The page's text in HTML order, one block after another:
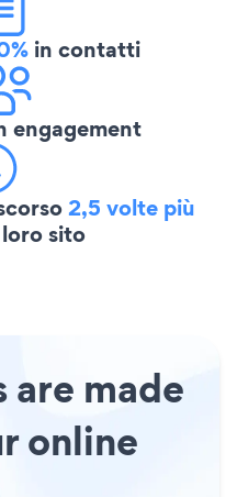
in contatti
engagement
2,5 volte più
sito
are made
online